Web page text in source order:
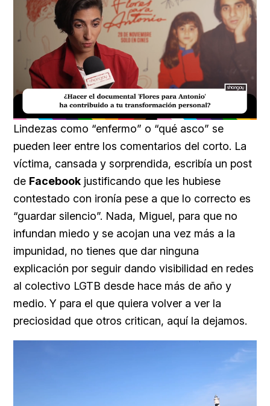
Unmute Loaded:
20.99%
Lindezas como “enfermo” o “qué asco” se
pueden leer entre los comentarios del corto. La
víctima, cansada y sorprendida, escribía un post
de Facebook justificando que les hubiese
contestado con ironía pese a que lo correcto es
“guardar silencio”. Nada, Miguel, para que no
infundan miedo y se acojan una vez más a la
impunidad, no tienes que dar ninguna
explicación por seguir dando visibilidad en redes
al colectivo LGTB desde hace más de año y
medio. Y para el que quiera volver a ver la
preciosidad que otros critican, aquí la dejamos.